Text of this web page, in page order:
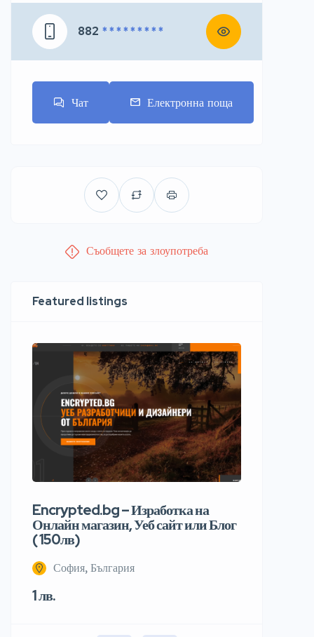
882 * * * * * * * * *
Чат Електронна поща
Съобщете за злоупотреба
Featured listings
Encrypted.bg – Изработка на
Онлайн магазин, Уеб сайт или Блог
( 150лв)
София, България
1 лв.